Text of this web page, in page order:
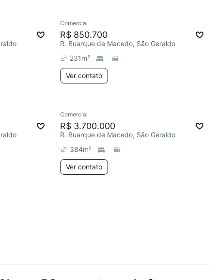
Comercial
R$ 850.700
R. Buarque de Macedo, São Geraldo
231m²
Ver contato
Comercial
R$ 3.700.000
R. Buarque de Macedo, São Geraldo
384m²
Ver contato